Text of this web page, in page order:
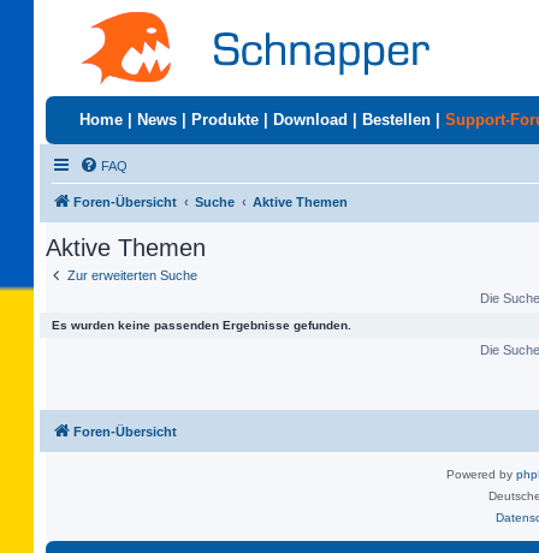
Home News Produkte Download Bestellen Support-
FAQ
Foren-Übersicht Suche Aktive Themen
Aktive Themen
Zur erweiterten Suche
Die
Es wurden keine passenden Ergebnisse gefunden.
Die
Foren-Übersicht
Powered by